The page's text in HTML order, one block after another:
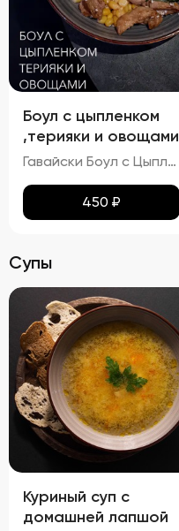
Боул с цыпленком
,терияки и овощами
Гавайски Боул с Цыпленком от Бренд Шефа
450 ₽
Супы
Куриный суп с
домашней лапшой